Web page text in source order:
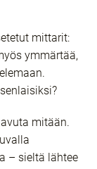
mittarit:
ymmärtää,
mitään.
– sieltä lähtee